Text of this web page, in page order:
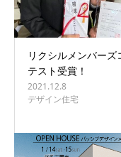
リクシルメンバーズ
テスト受賞！
2021.12.8
デザイン住宅